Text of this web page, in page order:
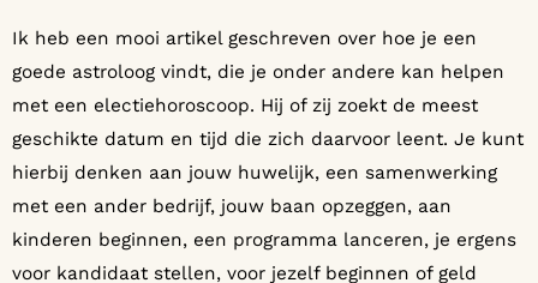
Ik heb een mooi artikel geschreven over hoe je een
goede astroloog vindt, die je onder andere kan helpen
met een electiehoroscoop. Hij of zij zoekt de meest
geschikte datum en tijd die zich daarvoor leent. Je kunt
hierbij denken aan jouw huwelijk, een samenwerking
met een ander bedrijf, jouw baan opzeggen, aan
kinderen beginnen, een programma lanceren, je ergens
voor kandidaat stellen, voor jezelf beginnen of geld